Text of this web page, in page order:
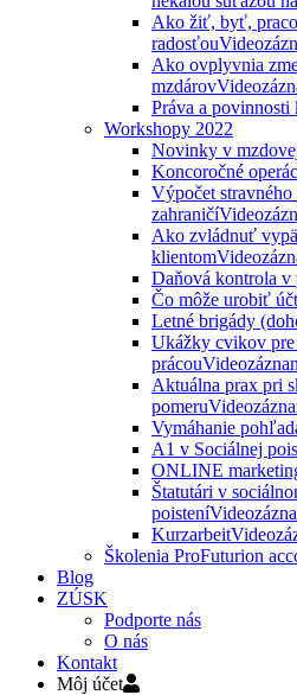
Ako žiť, byť,
radosťou
Ako ovplyvnia
mzdárov
Práva a povinnosti
Workshopy 2022
Novinky v
Koncoročné
Výpočet
zahraničí
Ako zvládnuť
klientom
Daňová kontrola v
Čo môže urobiť
Letné brigády
Ukážky cvikov pre
prácou
Aktuálna prax pri
pomeru
Vymáhanie
A1 v Sociálnej
ONLINE
Štatutári v
poistení
Kurzarbeit
Školenia ProFuturion
Blog
ZÚSK
Podporte nás
O nás
Kontakt
Môj účet